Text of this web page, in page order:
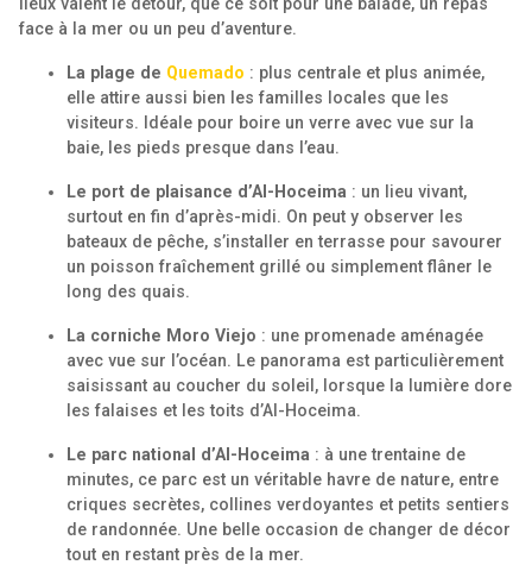
face à la mer ou un peu d’aventure.
La plage de Quemado : plus centrale et plus animée,
elle attire aussi bien les familles locales que les
visiteurs. Idéale pour boire un verre avec vue sur la
baie, les pieds presque dans l’eau.
Le port de plaisance d’Al-Hoceima : un lieu vivant,
surtout en fin d’après-midi. On peut y observer les
bateaux de pêche, s’installer en terrasse pour savourer
un poisson fraîchement grillé ou simplement flâner le
long des quais.
La corniche Moro Viejo : une promenade aménagée
avec vue sur l’océan. Le panorama est particulièrement
saisissant au coucher du soleil, lorsque la lumière dore
les falaises et les toits d’Al-Hoceima.
Le parc national d’Al-Hoceima : à une trentaine de
minutes, ce parc est un véritable havre de nature, entre
criques secrètes, collines verdoyantes et petits sentiers
de randonnée. Une belle occasion de changer de décor
tout en restant près de la mer.